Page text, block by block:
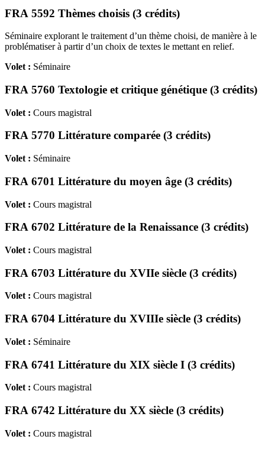
FRA 5592 Thèmes choisis (3 crédits)
Séminaire explorant le traitement d’un thème choisi, de manière à le
problématiser à partir d’un choix de textes le mettant en relief.
Volet : Séminaire
FRA 5760 Textologie et critique génétique (3 crédits)
Volet : Cours magistral
FRA 5770 Littérature comparée (3 crédits)
Volet : Séminaire
FRA 6701 Littérature du moyen âge (3 crédits)
Volet : Cours magistral
FRA 6702 Littérature de la Renaissance (3 crédits)
Volet : Cours magistral
FRA 6703 Littérature du XVIIe siècle (3 crédits)
Volet : Cours magistral
FRA 6704 Littérature du XVIIIe siècle (3 crédits)
Volet : Séminaire
FRA 6741 Littérature du XIX siècle I (3 crédits)
Volet : Cours magistral
FRA 6742 Littérature du XX siècle (3 crédits)
Volet : Cours magistral